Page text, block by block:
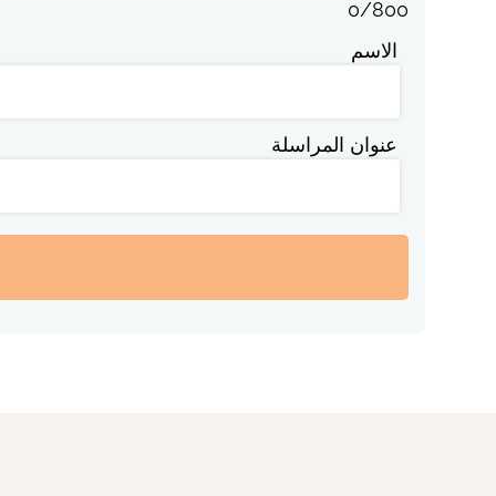
0/800
الاسم
عنوان المراسلة